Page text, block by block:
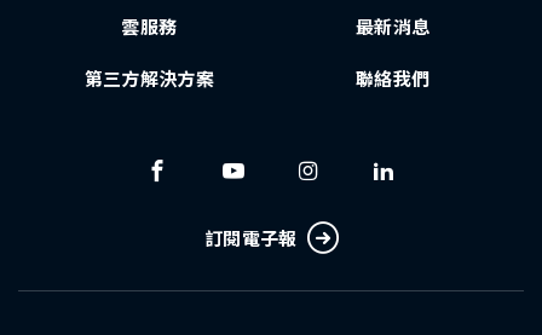
雲服務
第三方解決方案
最新消息
聯絡我們
訂閱電子報